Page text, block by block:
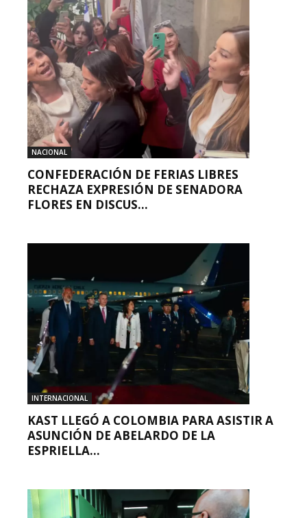
NACIONAL
CONFEDERACIÓN DE FERIAS LIBRES
RECHAZA EXPRESIÓN DE SENADORA
FLORES EN DISCUS...
INTERNACIONAL
KAST LLEGÓ A COLOMBIA PARA ASISTIR A
ASUNCIÓN DE ABELARDO DE LA
ESPRIELLA...